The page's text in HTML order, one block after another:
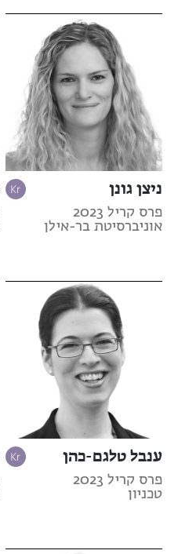
ניצן גונן
פרס קריל 2023
אוניברסיטת בר-אילן
ענבל טלגם-כהן
פרס קריל 2023
טכניון